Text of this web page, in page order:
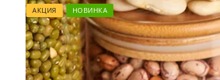
АКЦИЯ НОВИНКА